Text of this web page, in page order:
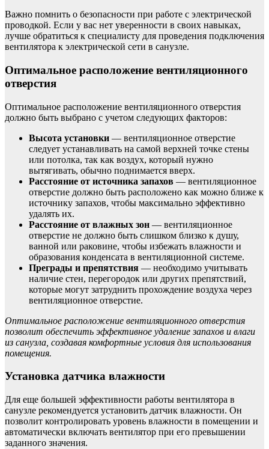
Важно помнить о безопасности при работе с электрической
проводкой. Если у вас нет уверенности в своих навыках,
лучше обратиться к специалисту для проведения подключения
вентилятора к электрической сети в санузле.
Оптимальное расположение вентиляционного
отверстия
Оптимальное расположение вентиляционного отверстия
должно быть выбрано с учетом следующих факторов:
Высота установки — вентиляционное отверстие
следует устанавливать на самой верхней точке стены
или потолка, так как воздух, который нужно
вытягивать, обычно поднимается вверх.
Расстояние от источника запахов — вентиляционное
отверстие должно быть расположено как можно ближе к
источнику запахов, чтобы максимально эффективно
удалять их.
Расстояние от влажных зон — вентиляционное
отверстие не должно быть слишком близко к душу,
ванной или раковине, чтобы избежать влажности и
образования конденсата в вентиляционной системе.
Преграды и препятствия — необходимо учитывать
наличие стен, перегородок или других препятствий,
которые могут затруднить прохождение воздуха через
вентиляционное отверстие.
Оптимальное расположение вентиляционного отверстия
позволит обеспечить эффективное удаление запахов и влаги
из санузла, создавая комфортные условия для использования
помещения.
Установка датчика влажности
Для еще большей эффективности работы вентилятора в
санузле рекомендуется установить датчик влажности. Он
позволит контролировать уровень влажности в помещении и
автоматически включать вентилятор при его превышении
заданного значения.